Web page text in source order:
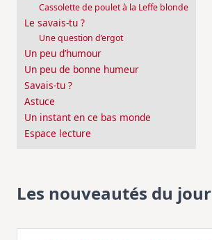
Cassolette de poulet à la Leffe blonde
Le savais-tu ?
Une question d’ergot
Un peu d’humour
Un peu de bonne humeur
Savais-tu ?
Astuce
Un instant en ce bas monde
Espace lecture
Les nouveautés du jour